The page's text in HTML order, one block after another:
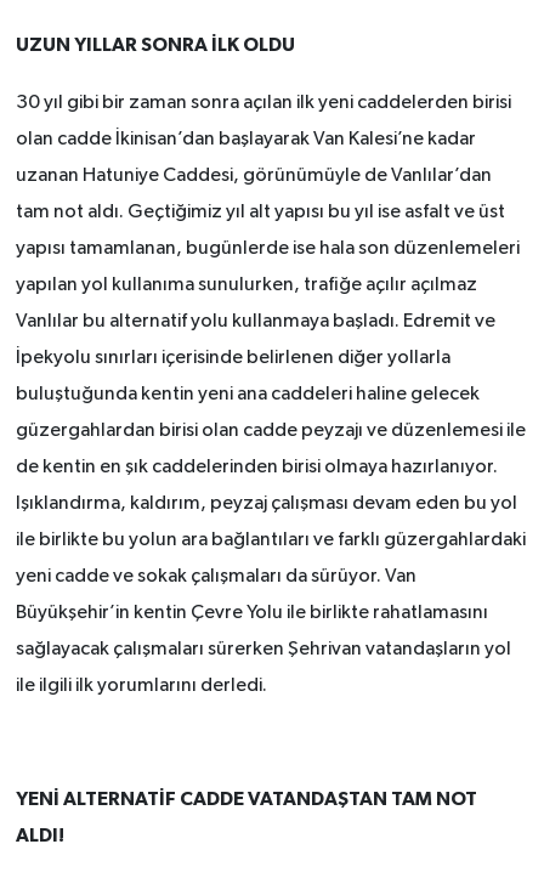
UZUN YILLAR SONRA İLK OLDU
30 yıl gibi bir zaman sonra açılan ilk yeni caddelerden birisi
olan cadde İkinisan’dan başlayarak Van Kalesi’ne kadar
uzanan Hatuniye Caddesi, görünümüyle de Vanlılar’dan
tam not aldı. Geçtiğimiz yıl alt yapısı bu yıl ise asfalt ve üst
yapısı tamamlanan, bugünlerde ise hala son düzenlemeleri
yapılan yol kullanıma sunulurken, trafiğe açılır açılmaz
Vanlılar bu alternatif yolu kullanmaya başladı. Edremit ve
İpekyolu sınırları içerisinde belirlenen diğer yollarla
buluştuğunda kentin yeni ana caddeleri haline gelecek
güzergahlardan birisi olan cadde peyzajı ve düzenlemesi ile
de kentin en şık caddelerinden birisi olmaya hazırlanıyor.
Işıklandırma, kaldırım, peyzaj çalışması devam eden bu yol
ile birlikte bu yolun ara bağlantıları ve farklı güzergahlardaki
yeni cadde ve sokak çalışmaları da sürüyor. Van
Büyükşehir’in kentin Çevre Yolu ile birlikte rahatlamasını
sağlayacak çalışmaları sürerken Şehrivan vatandaşların yol
ile ilgili ilk yorumlarını derledi.
YENİ ALTERNATİF CADDE VATANDAŞTAN TAM NOT
ALDI!